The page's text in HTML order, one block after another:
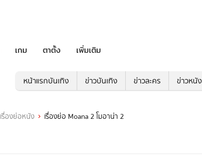
เกม ตาตั้ง เพิ่มเติม
หน้าแรกบันเทิง ข่าวบันเทิง ข่าวละคร ข่าวหนัง
เรื่องย่อหนัง เรื่องย่อ Moana 2 โมอาน่า 2